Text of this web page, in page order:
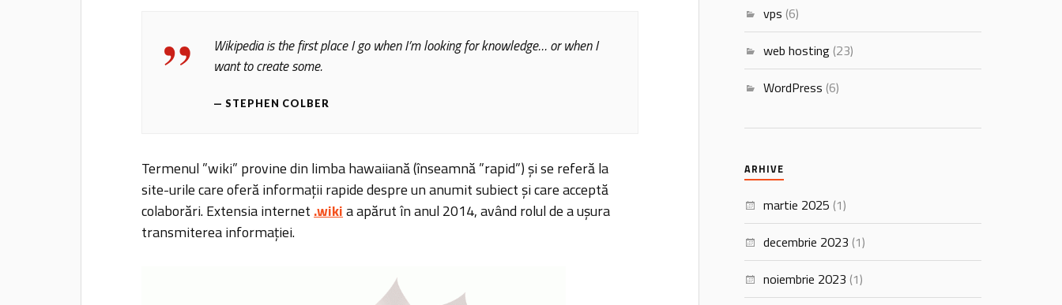
Wikipedia is the first place I go when I’m looking for knowledge… or when I
want to create some.
STEPHEN COLBER
Termenul ”wiki” provine din limba hawaiiană (înseamnă ”rapid”) și se referă la
site-urile care oferă informații rapide despre un anumit subiect și care acceptă
colaborări. Extensia internet .wikia apărut în anul 2014, având rolul de a ușura
transmiterea informației.
vps (6)
web hosting (23)
WordPress (6)
ARHIVE
martie 2025 (1)
decembrie 2023 (1)
noiembrie 2023 (1)